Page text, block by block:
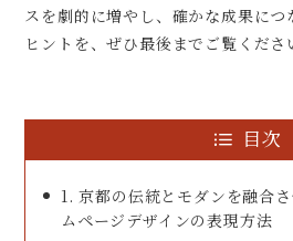
スを劇的に増やし、確かな成果に
ヒントを、ぜひ最後までご覧くださ
目次
1. 京都の伝統とモダンを融合
ムページデザインの表現方法